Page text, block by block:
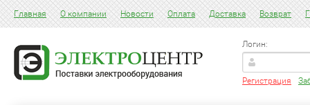
Главная О компании Новости Оплата Доставка Возврат
Логин:
Регистрация